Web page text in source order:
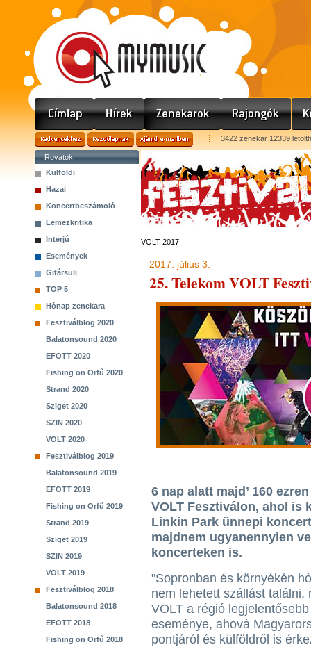
3422 zenekar 12339
Rovatok
Külföldi
Hazai
Koncertbeszámoló
Lemezkritika
Interjú
Események
Gitársuli
TOP 5
Hónap zenekara
Fesztiválblog 2020
Balatonsound 2020
EFOTT 2020
Fishing on Orfű 2020
Strand 2020
Sziget 2020
SZIN 2020
VOLT 2020
Fesztiválblog 2019
Balatonsound 2019
EFOTT 2019
Fishing on Orfű 2019
Strand 2019
Sziget 2019
SZIN 2019
VOLT 2019
Fesztiválblog 2018
Balatonsound 2018
EFOTT 2018
Fishing on Orfű 2018
VOLT 2017
2017. július 3.
25. Telekom VOLT
6 nap alatt majd’ 160
VOLT Fesztiválon, ahol is
Linkin Park ünnepi
majdnem ugyanennyien
koncerteken is.
"Sopronban és környékén
nem lehetett szállást találni,
VOLT a régió
eseménye, ahová
pontjáról és külföldről is